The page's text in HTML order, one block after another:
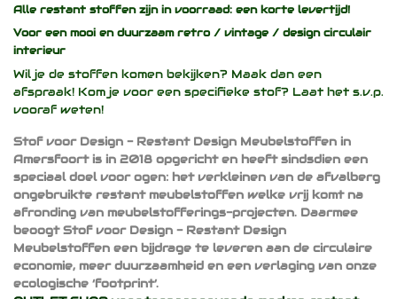
Alle restant stoffen zijn in voorraad: een korte levertijd!
Voor een mooi en duurzaam retro / vintage / design circulair
interieur
Wil je de stoffen komen bekijken? Maak dan een
afspraak! Kom je voor een specifieke stof? Laat het s.v.p.
vooraf weten!
Stof voor Design - Restant Design Meubelstoffen in
Amersfoort is in 2018 opgericht en heeft sindsdien een
speciaal doel voor ogen: het verkleinen van de afvalberg
ongebruikte restant meubelstoffen welke vrij komt na
afronding van meubelstofferings-projecten. Daarmee
beoogt Stof voor Design - Restant Design
Meubelstoffen een bijdrage te leveren aan de circulaire
economie, meer duurzaamheid en een verlaging van onze
ecologische ‘footprint’.